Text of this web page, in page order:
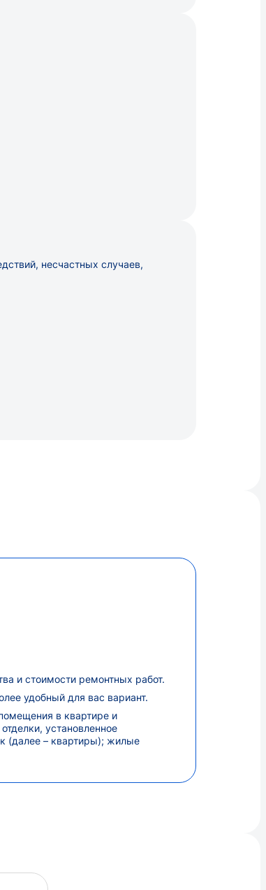
несчастных случаев,
и стоимости ремонтных работ.
удобный для вас вариант.
в квартире и
установленное
(далее – квартиры); жилые